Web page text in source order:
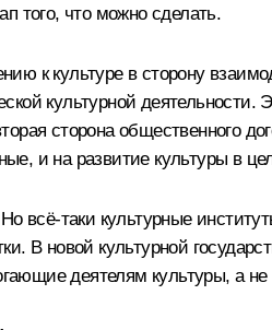
того, что можно сделать.
к культуре в сторону
культурной деятельности.
сторона общественного
и на развитие культуры в
всё-таки культурные
В новой культурной
деятелям культуры, а не